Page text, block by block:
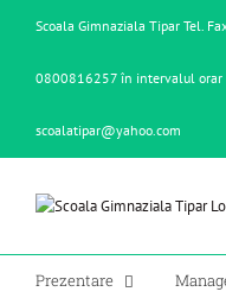
Scoala Gimnaziala Tipar Tel.
0800816257 în intervalul
scoalatipar@yahoo.com
Prezentare